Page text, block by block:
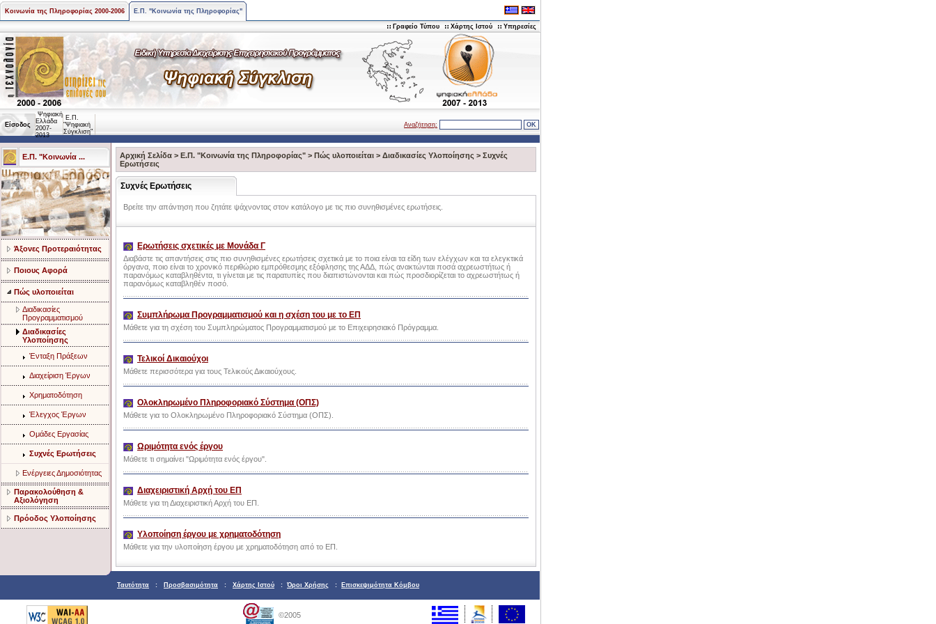
Κοινωνία της Πληροφορίας 2000-2006 Ε.Π. "Κοινωνία της Πληροφορίας"
Γραφείο Τύπου Χάρτης Ιστού Υπηρεσίες
Είσοδος
Ψηφιακή
Ελλάδα
2007-
2013
Ε.Π.
"Ψηφιακή
Σύγκλιση"
Αναζήτηση:
Ε.Π. "Κοινωνία ...
Άξονες Προτεραιότητας
Ποιους Αφορά
Πώς υλοποιείται
Διαδικασίες
Προγραμματισμού
Διαδικασίες
Υλοποίησης
Ένταξη Πράξεων
Διαχείριση Έργων
Χρηματοδότηση
Έλεγχος Έργων
Ομάδες Εργασίας
Συχνές Ερωτήσεις
Ενέργειες Δημοσιότητας
Παρακολούθηση &
Αξιολόγηση
Πρόοδος Υλοποίησης
Αρχική Σελίδα > Ε.Π. "Κοινωνία της Πληροφορίας" > Πώς υλοποιείται > Διαδικασίες Υλοποίησης > Συχνές
Ερωτήσεις
Συχνές Ερωτήσεις
Βρείτε την απάντηση που ζητάτε ψάχνοντας στον κατάλογο με τις πιο συνηθισμένες ερωτήσεις.
Ερωτήσεις σχετικές με Μονάδα Γ
Διαβάστε τις απαντήσεις στις πιο συνηθισμένες ερωτήσεις σχετικά με το ποια είναι τα είδη των ελέγχων και τα ελεγκτικά
όργανα, ποιο είναι το χρονικό περιθώριο εμπρόθεσμης εξόφλησης της ΑΔΔ, πώς ανακτώνται ποσά αχρεωστήτως ή
παρανόμως καταβληθέντα, τι γίνεται με τις παρατυπίες που διαπιστώνονται και πώς προσδιορίζεται το αχρεωστήτως ή
παρανόμως καταβληθέν ποσό.
Συμπλήρωμα Προγραμματισμού και η σχέση του με το ΕΠ
Μάθετε για τη σχέση του Συμπληρώματος Προγραμματισμού με το Επιχειρησιακό Πρόγραμμα.
Τελικοί Δικαιούχοι
Μάθετε περισσότερα για τους Τελικούς Δικαιούχους.
Ολοκληρωμένο Πληροφοριακό Σύστημα (ΟΠΣ)
Μάθετε για το Ολοκληρωμένο Πληροφοριακό Σύστημα (ΟΠΣ).
Ωριμότητα ενός έργου
Μάθετε τι σημαίνει "Ωριμότητα ενός έργου".
Διαχειριστική Αρχή του ΕΠ
Μάθετε για τη Διαχειριστική Αρχή του ΕΠ.
Υλοποίηση έργου με χρηματοδότηση
Μάθετε για την υλοποίηση έργου με χρηματοδότηση από το ΕΠ.
Ταυτότητα : Προσβασιμότητα : Χάρτης Ιστού : Όροι Χρήσης : Επισκεψιμότητα Κόμβου
©2005